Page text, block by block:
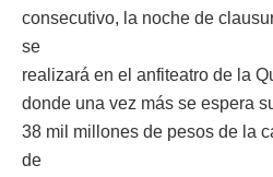
consecutivo, la noche de
se
realizará en el anfiteatro de la
donde una vez más se espera
38 mil millones de pesos de la
de